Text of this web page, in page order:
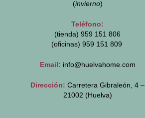
(invierno)
Teléfono:
(tienda) 959 151 806
(oficinas) 959 151 809
Email: info@huelvahome.com
Dirección: Carretera Gibraleón, 4 –
21002 (Huelva)